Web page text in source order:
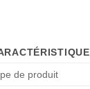
de produit